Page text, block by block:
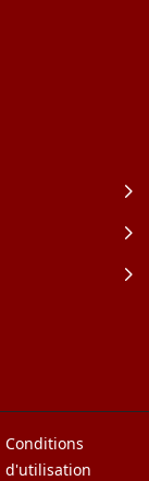
Conditions
d'utilisation